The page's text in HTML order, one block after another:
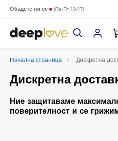
Обадете ни се (Пн-Пт 10-17)
Начална страница Дискретна
Дискретна
Ние защитаваме
поверителност и се